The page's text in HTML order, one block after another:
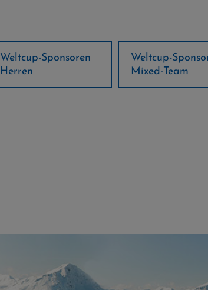
Weltcup-Sponsoren
Mixed-Team
Regions-Partner